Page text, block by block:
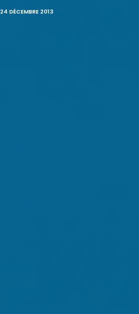
24 DÉCEMBRE 2013